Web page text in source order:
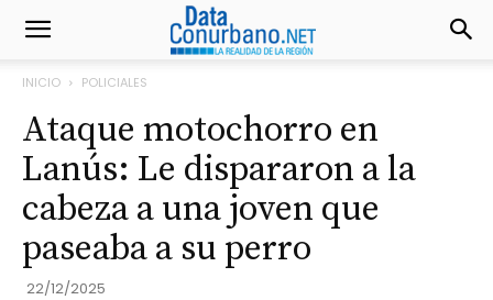
INICIO POLICIALES
Ataque motochorro en
Lanús: Le dispararon a la
cabeza a una joven que
paseaba a su perro
22/12/2025